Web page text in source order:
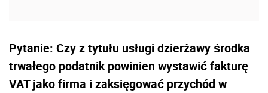
Pytanie: Czy z tytułu usługi dzierżawy środka
trwałego podatnik powinien wystawić fakturę
VAT jako firma i zaksięgować przychód w